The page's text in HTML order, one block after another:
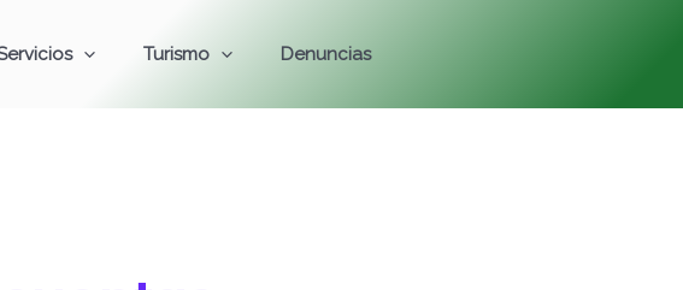
Turismo Denuncias